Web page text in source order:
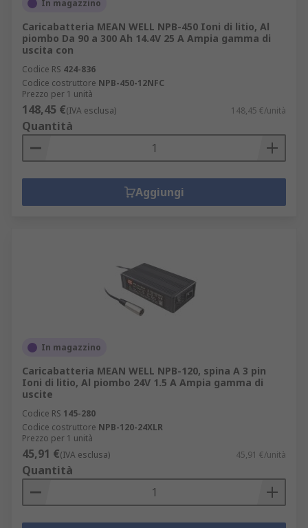
In magazzino
Caricabatteria MEAN WELL NPB-450 Ioni di litio, Al
piombo Da 90 a 300 Ah 14.4V 25 A Ampia gamma di
uscita con
Codice RS 424-836
Codice costruttore NPB-450-12NFC
Prezzo per 1 unità
148,45 €(IVA esclusa) 148,45 €/unità
Quantità
Aggiungi
In magazzino
Caricabatteria MEAN WELL NPB-120, spina A 3 pin
Ioni di litio, Al piombo 24V 1.5 A Ampia gamma di
uscite
Codice RS 145-280
Codice costruttore NPB-120-24XLR
Prezzo per 1 unità
45,91 €(IVA esclusa) 45,91 €/unità
Quantità